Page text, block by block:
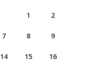
1 2
7 8 9
14 15 16